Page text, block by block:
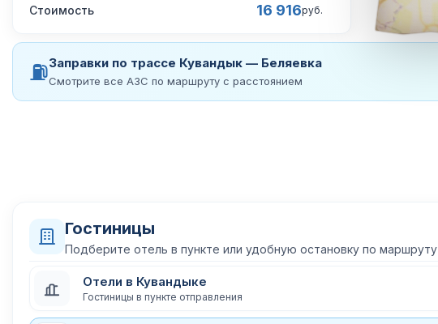
Стоимость 16 916руб.
⛽Заправки по трассе Кувандык — Беляевка
Смотрите все АЗС по маршруту с расстоянием
Гостиницы
Подберите отель в пункте или удобную остановку по маршруту
Отели в Кувандыке
Гостиницы в пункте отправления